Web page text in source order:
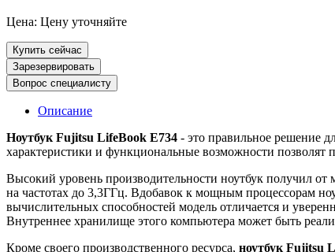
Цена: Цену уточняйте
Купить сейчас
Зарезервировать
Вопрос специалисту
Описание
Ноутбук Fujitsu LifeBook E734 - это правильное решение
характеристики и функциональные возможности
Высокий уровень производительности ноутбук получил
на частотах до 3,3ГГц. Вдобавок к мощным процессорам
вычислительных способностей модель отличается и
Внутреннее хранилище этого компьютера может быть
Кроме своего производственного ресурса, ноутбук Fujitsu